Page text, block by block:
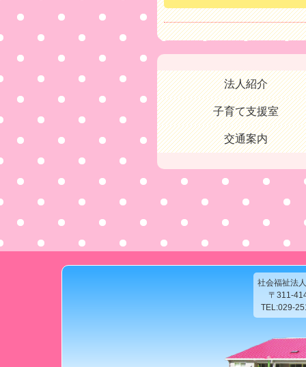
法人紹介
子育て支援室
交通案内
社会福祉法
〒311-
TEL:029-